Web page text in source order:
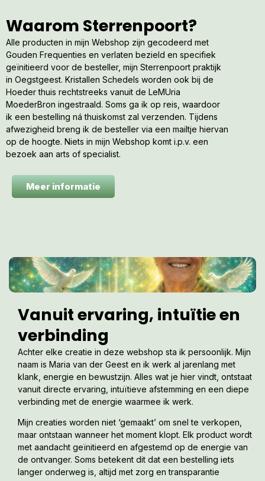
Waarom Sterrenpoort?
Alle producten in mijn Webshop zijn gecodeerd met
Gouden Frequenties en verlaten bezield en specifiek
geïnitieerd voor de besteller, mijn Sterrenpoort praktijk
in Oegstgeest. Kristallen Schedels worden ook bij de
Hoeder thuis rechtstreeks vanuit de LeMUria
MoederBron ingestraald. Soms ga ik op reis, waardoor
ik een bestelling ná thuiskomst zal verzenden. Tijdens
afwezigheid breng ik de besteller via een mailtje hiervan
op de hoogte. Niets in mijn Webshop komt i.p.v. een
bezoek aan arts of specialist.
Meer informatie
Vanuit ervaring, intuïtie en
verbinding
Achter elke creatie in deze webshop sta ik persoonlijk. Mijn
naam is Maria van der Geest en ik werk al jarenlang met
klank, energie en bewustzijn. Alles wat je hier vindt, ontstaat
vanuit directe ervaring, intuïtieve afstemming en een diepe
verbinding met de energie waarmee ik werk.
Mijn creaties worden niet ‘gemaakt’ om snel te verkopen,
maar ontstaan wanneer het moment klopt. Elk product wordt
met aandacht geïnitieerd en afgestemd op de energie van
de ontvanger. Soms betekent dit dat een bestelling iets
langer onderweg is, altijd met zorg en transparantie